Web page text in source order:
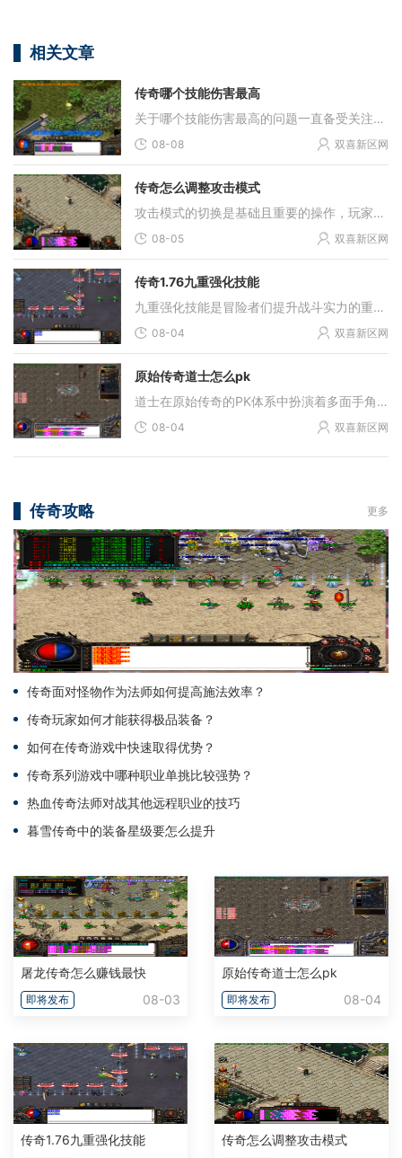
相关文章
传奇哪个技能伤害最高
关于哪个技能伤害最高的问题一直备受关注。根据多个游戏资料分析，战士职业的烈火剑法被认为是传奇系列游戏中伤害最高的技能之一。这个技能的伤害计算方式基于角色攻击力的倍
08-08 双喜新区网
传奇怎么调整攻击模式
攻击模式的切换是基础且重要的操作，玩家需要先明确当前所处的游戏环境，官方服务器与私人服务器在攻击模式修改权限上有本质区别。官方服务器禁止玩家对底层攻击逻辑进行更改
08-05 双喜新区网
传奇1.76九重强化技能
九重强化技能是冒险者们提升战斗实力的重要途径。朋友们需要先深入了解自己职业的技能系统，明确不同技能的作用和使用场合，有针对性地进行强化。通过仔细研究游戏中的技能强
08-04 双喜新区网
原始传奇道士怎么pk
道士在原始传奇的PK体系中扮演着多面手角色，其战斗核心在于技能组合的合理运用。符咒术作为基础攻击手段，具有冷却时间短的特点，适合作为连招的起始技能。毒术在PK中能施加持
08-04 双喜新区网
传奇攻略 更多
传奇面对怪物作为法师如何提高施法效率？
传奇玩家如何才能获得极品装备？
如何在传奇游戏中快速取得优势？
传奇系列游戏中哪种职业单挑比较强势？
热血传奇法师对战其他远程职业的技巧
暮雪传奇中的装备星级要怎么提升
屠龙传奇怎么赚钱最快
即将发布 08-03
原始传奇道士怎么pk
即将发布 08-04
传奇1.76九重强化技能 传奇怎么调整攻击模式